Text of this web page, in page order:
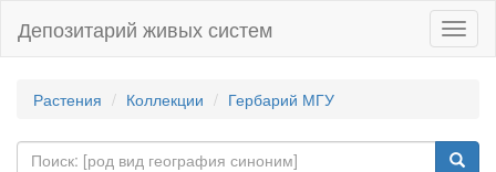
Депозитарий живых систем
Растения Коллекции Гербарий МГУ